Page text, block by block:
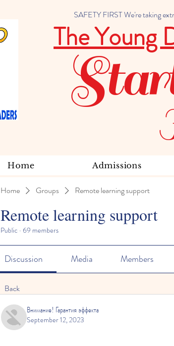
SAFETY FIRST We're taking
The Young
Home Admissions
Home Groups Remote learning support
Remote learning support
Public · 69 members
Discussion Media Members
Back
Внимание! Гарантия эффекта
September 12, 2023